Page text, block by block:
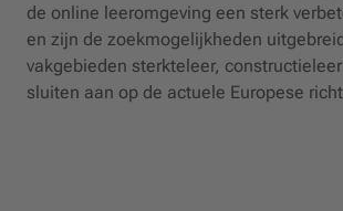
de online leeromgeving een sterk
en zijn de zoekmogelijkheden
vakgebieden sterkteleer,
sluiten aan op de actuele Europese